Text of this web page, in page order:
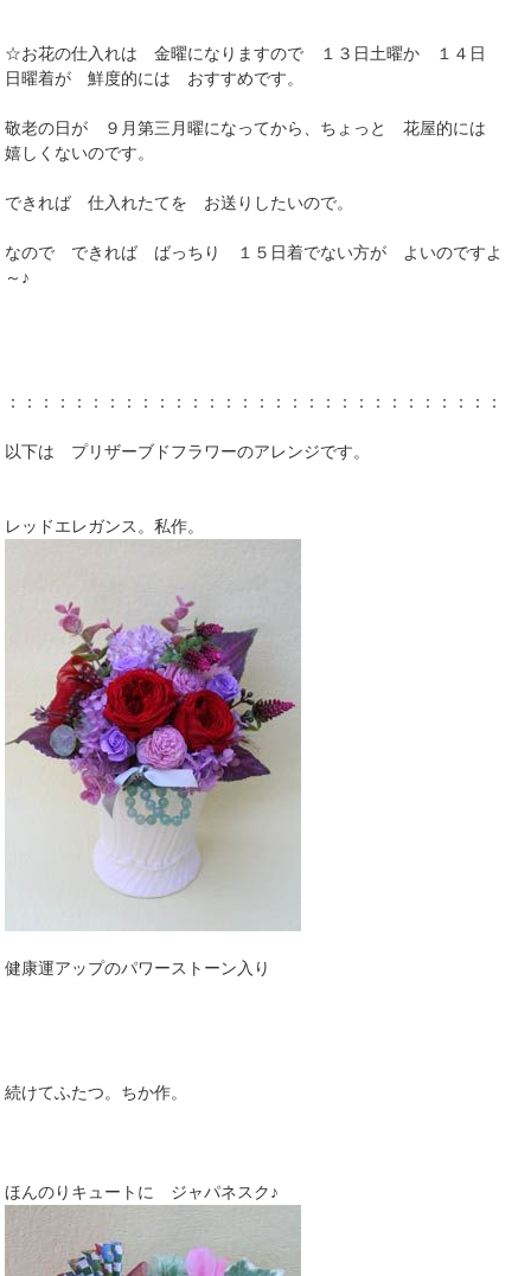
☆お花の仕入れは 金曜になりますので １３日土曜か １４日
日曜着が 鮮度的には おすすめです。
敬老の日が ９月第三月曜になってから、ちょっと 花屋的には
嬉しくないのです。
できれば 仕入れたてを お送りしたいので。
なので できれば ばっちり １５日着でない方が よいのですよ
～♪
：：：：：：：：：：：：：：：：：：：：：：：：：：：：：：：
以下は プリザーブドフラワーのアレンジです。
レッドエレガンス。私作。
健康運アップのパワーストーン入り
続けてふたつ。ちか作。
ほんのりキュートに ジャパネスク♪